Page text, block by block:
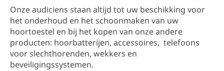
Onze audiciens staan altijd tot uw beschikking ​​voor
het onderhoud en het schoonmaken van uw
hoortoestel en bij het kopen van onze andere
producten: hoorbatterijen, accessoires, telefoons
voor slechthorenden, wekkers en
beveiligingssystemen.